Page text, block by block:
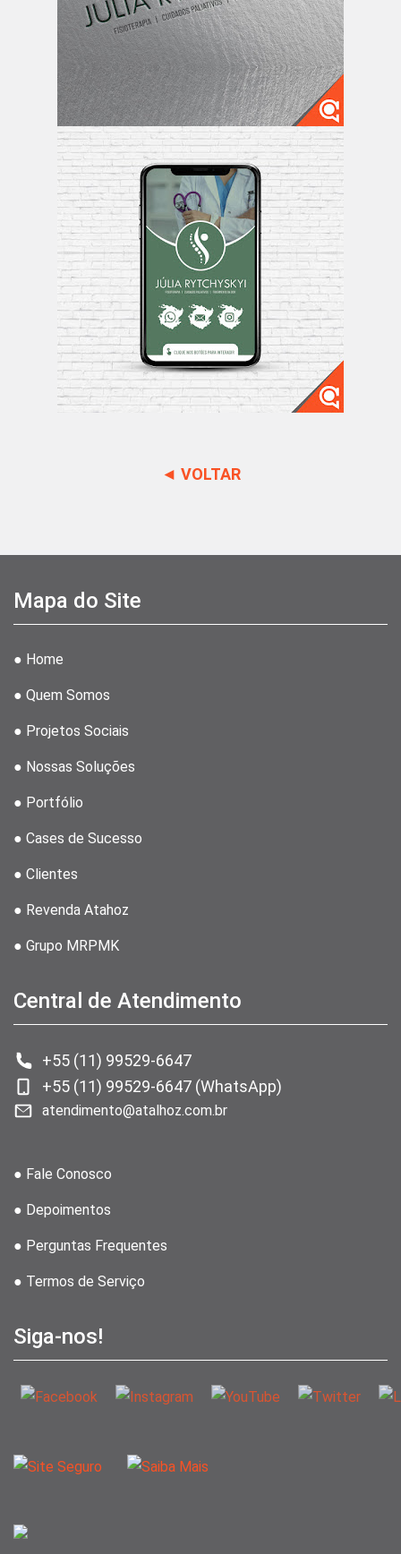
◄ VOLTAR
Mapa do Site
● Home
● Quem Somos
● Projetos Sociais
● Nossas Soluções
● Portfólio
● Cases de Sucesso
● Clientes
● Revenda Atahoz
● Grupo MRPMK
Central de Atendimento
+55 (11) 99529-6647
+55 (11) 99529-6647 (WhatsApp)
atendimento@atalhoz.com.br
● Fale Conosco
● Depoimentos
● Perguntas Frequentes
● Termos de Serviço
Siga-nos!